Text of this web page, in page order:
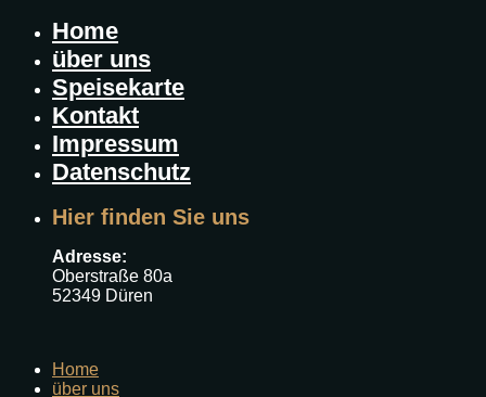
Home
über uns
Speisekarte
Kontakt
Impressum
Datenschutz
Hier finden Sie uns
Adresse:
Oberstraße 80a
52349 Düren
Home
über uns